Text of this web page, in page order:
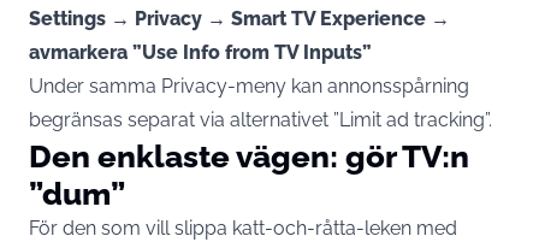
Settings → Privacy → Smart TV Experience →
avmarkera ”Use Info from TV Inputs”
Under samma Privacy-meny kan annonsspårning
begränsas separat via alternativet ”Limit ad tracking”.
Den enklaste vägen: gör TV:n
”dum”
För den som vill slippa katt-och-råtta-leken med